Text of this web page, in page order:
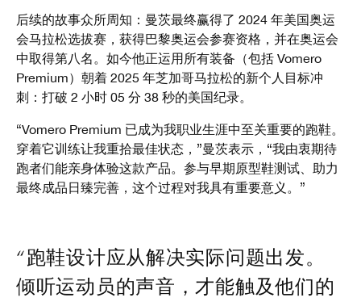
后续的故事众所周知：曼茨最终赢得了 2024 年美国奥运
会马拉松选拔赛，获得巴黎奥运会参赛资格，并在奥运会
中取得第八名。如今他正运用所有装备（包括 Vomero
Premium）朝着 2025 年芝加哥马拉松的新个人目标冲
刺：打破 2 小时 05 分 38 秒的美国纪录。
“Vomero Premium 已成为我职业生涯中至关重要的跑鞋。
穿着它训练让我重拾最佳状态，”曼茨表示，“我由衷期待
跑者们能亲身体验这款产品。参与早期原型鞋测试、助力
最终成品日臻完善，这个过程对我具有重要意义。”
“跑鞋设计应从解决实际问题出发。
倾听运动员的声音，才能触及他们的